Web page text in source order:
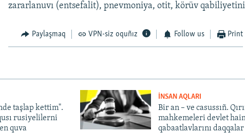
zararlanuvı (entsefalit), pnevmoniya, otit, körüv
Paylaşmaq VPN-siz oquñız Follow us Print
taşlap kettim".
rusiyelilerni
quva
İNSAN AQLARI
Bir an – ve casussıñ.
mahkemeleri devlet
qabaatlavlarını